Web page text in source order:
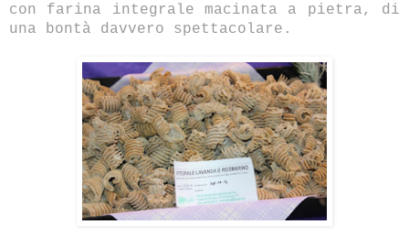
con farina integrale macinata a pietra, di
una bontà davvero spettacolare.